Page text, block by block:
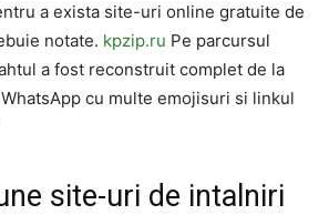
a exista site-uri online gratuite de
notate. kpzip.ru Pe parcursul
a fost reconstruit complet de la
cu multe emojisuri si linkul
site-uri de intalniri